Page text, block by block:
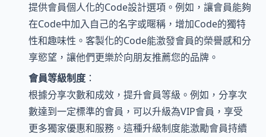
提供會員個人化的Code設計選項。例如，讓會員能夠
在Code中加入自己的名字或暱稱，增加Code的獨特
性和趣味性。客製化的Code能激發會員的榮譽感和分
享慾望，讓他們更樂於向朋友推薦您的品牌。
會員等級制度 ：
根據分享次數和成效，提升會員等級。例如，分享次
數達到一定標準的會員，可以升級為VIP會員，享受
更多獨家優惠和服務。這種升級制度能激勵會員持續